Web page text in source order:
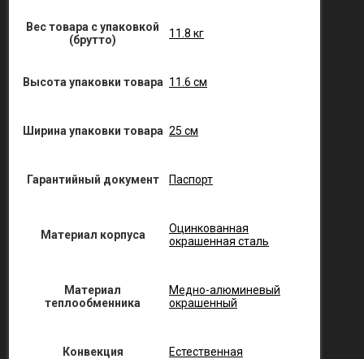
Вес товара с упаковкой
(брутто)
11.8 кг
Высота упаковки товара 11.6 см
Ширина упаковки товара 25 см
Гарантийный документ Паспорт
Материал корпуса
Оцинкованная
окрашенная сталь
Материал
теплообменника
Медно-алюминевый
окрашенный
Конвекция Естественная